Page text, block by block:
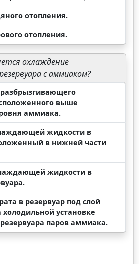
отопления.
отопления.
охлаждение
с аммиаком?
выше
аммиака.
жидкости в
в нижней части
жидкости в
в резервуар под слой
установке
паров аммиака.